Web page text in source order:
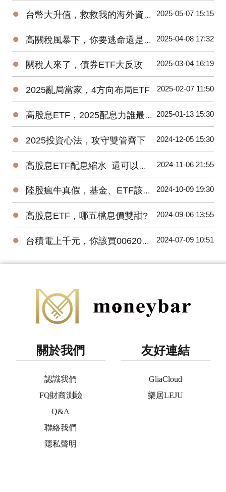
● 台幣大升值，救救我的海外資產！ 2025-05-07 15:15
● 高關稅風暴下，你要逃命還是加碼? 2025-04-08 17:32
● 關稅人來了，債券ETF大反攻 2025-03-04 16:19
● 2025亂局當家，4方向布局ETF 2025-02-07 11:50
● 高股息ETF，2025配息力誰最強? 2025-01-13 15:30
● 2025投資心法，攻守雙管齊下 2024-12-05 15:30
● 高股息ETF配息縮水 還可以買嗎? 2024-11-06 21:55
● 陸股瘋牛真假，基金、ETF該怎麼挑? 2024-10-09 19:30
● 高股息ETF，哪五檔息價雙甜? 2024-09-06 13:55
● 台積電上千元，你該買006208還是0056? 2024-07-09 10:51
關於我們
認識我們
FQ財商測驗
Q&A
聯絡我們
隱私聲明
友好連結
GliaCloud
樂居LEJU